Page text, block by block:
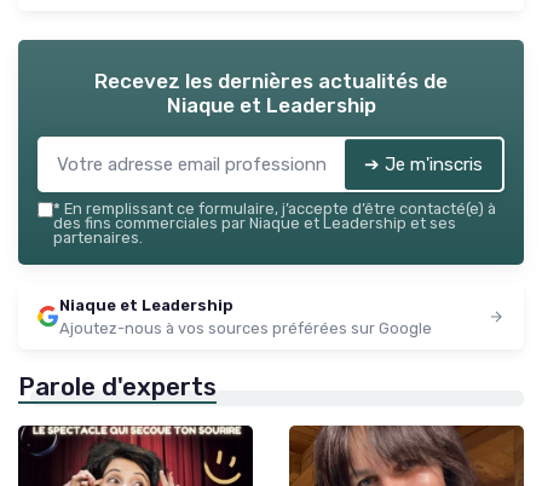
Recevez les dernières actualités de
Niaque et Leadership
➔ Je m'inscris
* En remplissant ce formulaire, j’accepte d’être contacté(e) à
des fins commerciales par Niaque et Leadership et ses
partenaires.
Niaque et Leadership
Ajoutez-nous à vos sources préférées sur Google
Parole d'experts